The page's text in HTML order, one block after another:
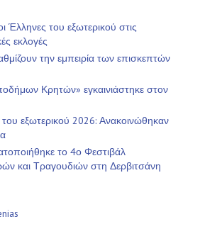
του εξωτερικού στις
εκλογές
την εμπειρία των επισκεπτών
Κρητών» εγκαινιάστηκε στον
εξωτερικού 2026: Ανακοινώθηκαν
το 4ο Φεστιβάλ
και Τραγουδιών στη Δερβιτσάνη